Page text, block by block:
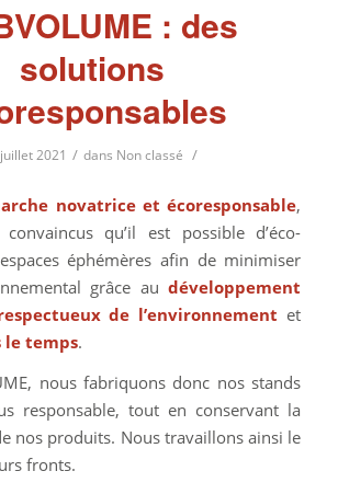
: des
solutions
2021 / dans Non classé /
novatrice et écoresponsable,
qu’il est possible d’éco-
éphémères afin de minimiser
grâce audéveloppement
de l’environnement et
le temps.
nous fabriquons donc nos stands
responsable, tout en conservant la
nos produits. Nous travaillons ainsi le
fronts.